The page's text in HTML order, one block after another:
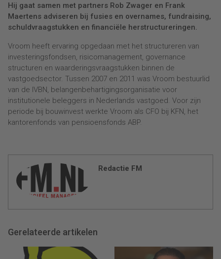
Hij gaat samen met partners Rob Zwager en Frank
Maertens adviseren bij fusies en overnames, fundraising,
schuldvraagstukken en financiële herstructureringen.
Vroom heeft ervaring opgedaan met het structureren van
investeringsfondsen, risicomanagement, governance
structuren en waarderingsvraagstukken binnen de
vastgoedsector. Tussen 2007 en 2011 was Vroom bestuurlid
van de IVBN, belangenbehartigingsorganisatie voor
institutionele beleggers in Nederlands vastgoed. Voor zijn
periode bij bouwinvest werkte Vroom als CFO bij KFN, het
kantorenfonds van pensioensfonds ABP.
Redactie FM
Gerelateerde artikelen